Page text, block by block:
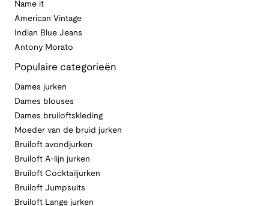
Name it
American Vintage
Indian Blue Jeans
Antony Morato
Populaire categorieën
Dames jurken
Dames blouses
Dames bruiloftskleding
Moeder van de bruid jurken
Bruiloft avondjurken
Bruiloft A-lijn jurken
Bruiloft Cocktailjurken
Bruiloft Jumpsuits
Bruiloft Lange jurken